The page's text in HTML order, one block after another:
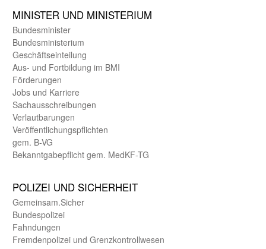
MINISTER UND MINIST­ERIUM
Bundes­minister
Bundes­ministerium
Geschäfts­einteilung
Aus- und Fortbildung im BMI
Förderungen
Jobs und Karriere
Sachaus­schreibungen
Verlautbarungen
Veröffentlichungspflichten
gem. B-VG
Bekanntgabepflicht gem. MedKF-TG
POLIZEI UND SICHER­HEIT
Gemein­sam.Sicher
Bundes­polizei
Fahndungen
Fremdenpolizei und Grenzkontrollwesen